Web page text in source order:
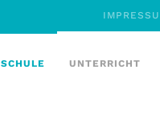
SCHULE UNTERRICHT